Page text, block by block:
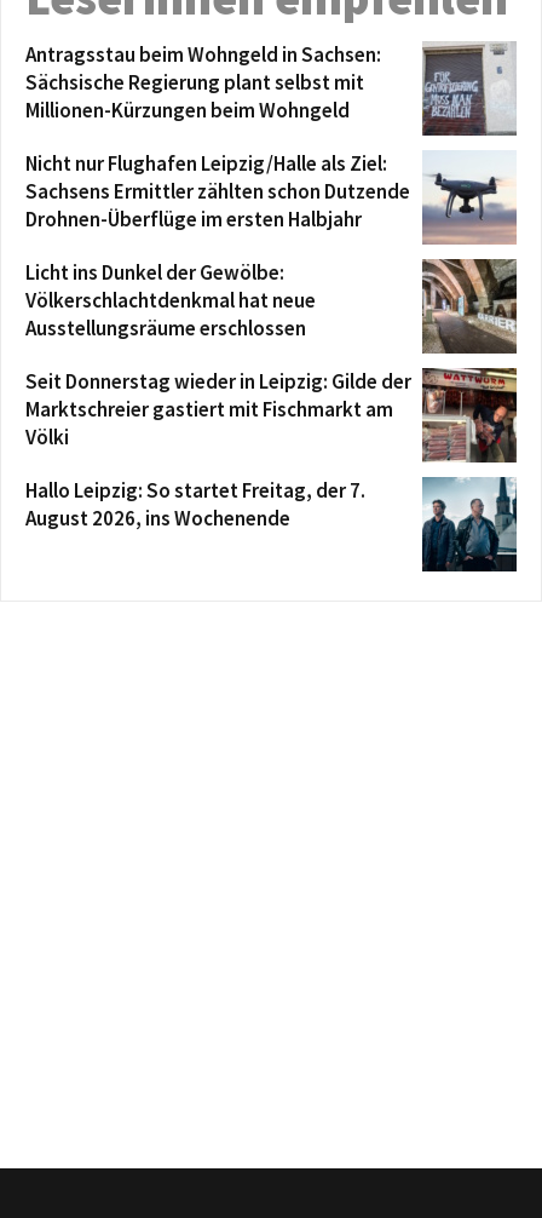
Antragsstau beim Wohngeld in Sachsen:
Sächsische Regierung plant selbst mit
Millionen-Kürzungen beim Wohngeld
Nicht nur Flughafen Leipzig/Halle als Ziel:
Sachsens Ermittler zählten schon Dutzende
Drohnen-Überflüge im ersten Halbjahr
Licht ins Dunkel der Gewölbe:
Völkerschlachtdenkmal hat neue
Ausstellungsräume erschlossen
Seit Donnerstag wieder in Leipzig: Gilde der
Marktschreier gastiert mit Fischmarkt am
Völki
Hallo Leipzig: So startet Freitag, der 7.
August 2026, ins Wochenende